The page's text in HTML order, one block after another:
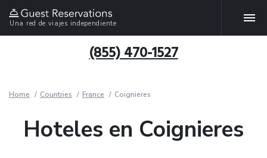
Una red de viajes independiente
(855) 470-1527
Home Countries France Coignieres
Hoteles en Coignieres